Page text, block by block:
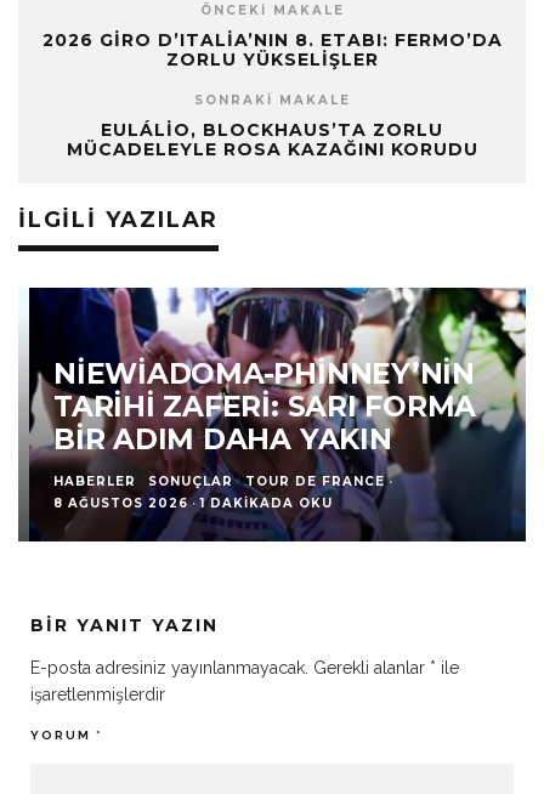
ÖNCEKI MAKALE
2026 GIRO D’ITALIA’NIN 8. ETABI: FERMO’DA
ZORLU YÜKSELIŞLER
SONRAKI MAKALE
EULÁLIO, BLOCKHAUS’TA ZORLU
MÜCADELEYLE ROSA KAZAĞINI KORUDU
İLGILI YAZILAR
NIEWIADOMA-PHINNEY’NIN
TARIHI ZAFERI: SARI FORMA
BIR ADIM DAHA YAKIN
HABERLER SONUÇLAR TOUR DE FRANCE ·
8 AĞUSTOS 2026 · 1 DAKIKADA OKU
BIR YANIT YAZIN
E-posta adresiniz yayınlanmayacak. Gerekli alanlar * ile
işaretlenmişlerdir
YORUM *